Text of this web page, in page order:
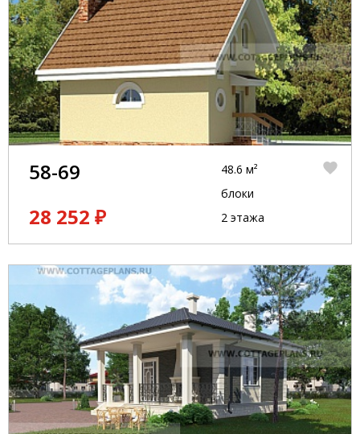
58-69
28 252 ₽
48.6 м²
блоки
2 этажа